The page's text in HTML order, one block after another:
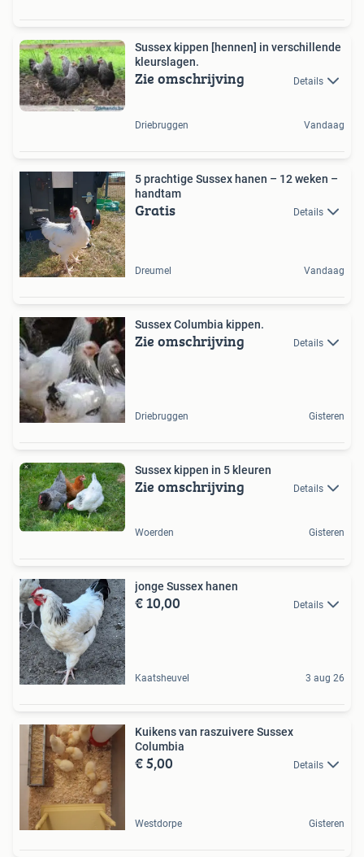
Sussex kippen [hennen] in verschillende
kleurslagen.
Zie omschrijving Details
Driebruggen Vandaag
5 prachtige Sussex hanen – 12 weken –
handtam
Gratis Details
Dreumel Vandaag
Sussex Columbia kippen.
Zie omschrijving Details
Driebruggen Gisteren
Sussex kippen in 5 kleuren
Zie omschrijving Details
Woerden Gisteren
jonge Sussex hanen
€ 10,00 Details
Kaatsheuvel 3 aug 26
Kuikens van raszuivere Sussex
Columbia
€ 5,00 Details
Westdorpe Gisteren